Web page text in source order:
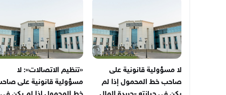
لا مسؤولية قانونية على
صاحب خط المحمول إذا لم
«تنظيم الاتصالات»: لا
مسؤولية قانونية على